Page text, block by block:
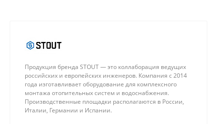
Продукция бренда STOUT — это коллаборация ведущих
российских и европейских инженеров. Компания с 2014
года изготавливает оборудование для комплексного
монтажа отопительных систем и водоснабжения.
Производственные площадки располагаются в России,
Италии, Германии и Испании.